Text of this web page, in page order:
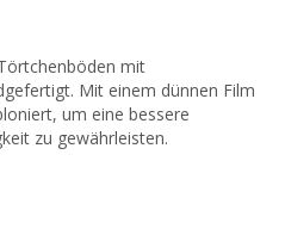
mit
Mit einem dünnen Film
um eine bessere
zu gewährleisten.